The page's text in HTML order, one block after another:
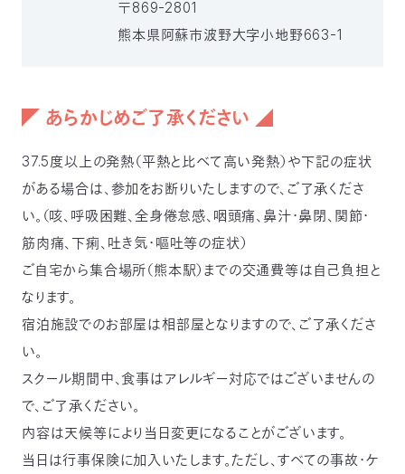
〒869-2801
熊本県阿蘇市波野大字小地野663-1
◤ あらかじめご了承ください ◢
37.5度以上の発熱（平熱と比べて高い発熱）や下記の症状
がある場合は、参加をお断りいたしますので、ご了承くださ
い。（咳、呼吸困難、全身倦怠感、咽頭痛、鼻汁・鼻閉、関節・
筋肉痛、下痢、吐き気・嘔吐等の症状）
ご自宅から集合場所（熊本駅）までの交通費等は自己負担と
なります。
宿泊施設でのお部屋は相部屋となりますので、ご了承くださ
い。
スクール期間中、食事はアレルギー対応ではございませんの
で、ご了承ください。
内容は天候等により当日変更になることがございます。
当日は行事保険に加入いたします。ただし、すべての事故・ケ